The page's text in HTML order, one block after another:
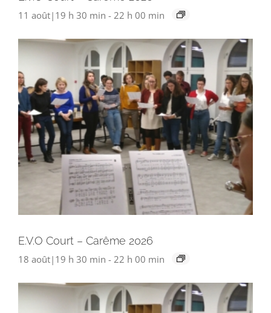
11 août|19 h 30 min - 22 h 00 min
E.V.O Court – Carême 2026
18 août|19 h 30 min - 22 h 00 min